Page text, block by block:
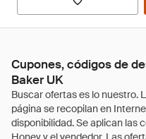
Cupones, códigos de
Baker UK